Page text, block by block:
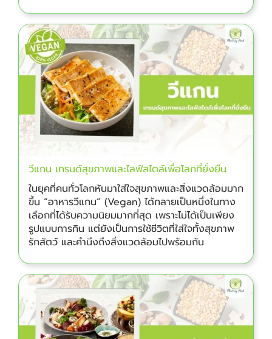
วีแกน เทรนด์สุขภาพและไลฟ์สไตล์เพื่อโลกที่ยั่งยืน
ในยุคที่คนทั่วโลกหันมาใส่ใจสุขภาพและสิ่งแวดล้อมมาก
ขึ้น “อาหารวีแกน” (Vegan) ได้กลายเป็นหนึ่งในทาง
เลือกที่ได้รับความนิยมมากที่สุด เพราะไม่ได้เป็นเพียง
รูปแบบการกิน แต่ยังเป็นการใช้ชีวิตที่ใส่ใจทั้งสุขภาพ
รักสัตว์ และคำนึงถึงสิ่งแวดล้อมไปพร้อมกัน